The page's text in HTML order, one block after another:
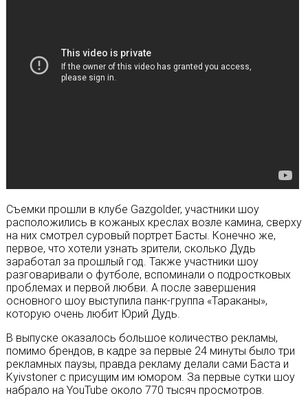
Съемки прошли в клубе Gazgolder, участники шоу
расположились в кожаных креслах возле камина, сверху
на них смотрел суровый портрет Басты. Конечно же,
первое, что хотели узнать зрители, сколько Дудь
заработал за прошлый год. Также участники шоу
разговаривали о футболе, вспоминали о подростковых
проблемах и первой любви. А после завершения
основного шоу выступила панк-группа «Тараканы»,
которую очень любит Юрий Дудь.
В выпуске оказалось большое количество рекламы,
помимо брендов, в кадре за первые 24 минуты было три
рекламных паузы, правда рекламу делали сами Баста и
Kyivstoner с присущим им юмором. За первые сутки шоу
набрало на YouTube около 770 тысяч просмотров.